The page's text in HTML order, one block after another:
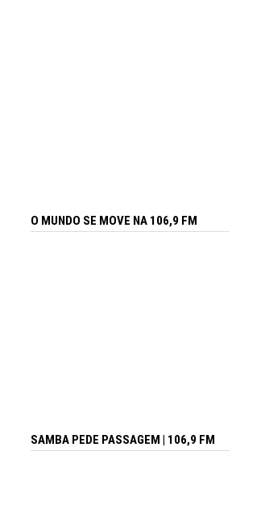
O MUNDO SE MOVE NA 106,9 FM
SAMBA PEDE PASSAGEM | 106,9 FM